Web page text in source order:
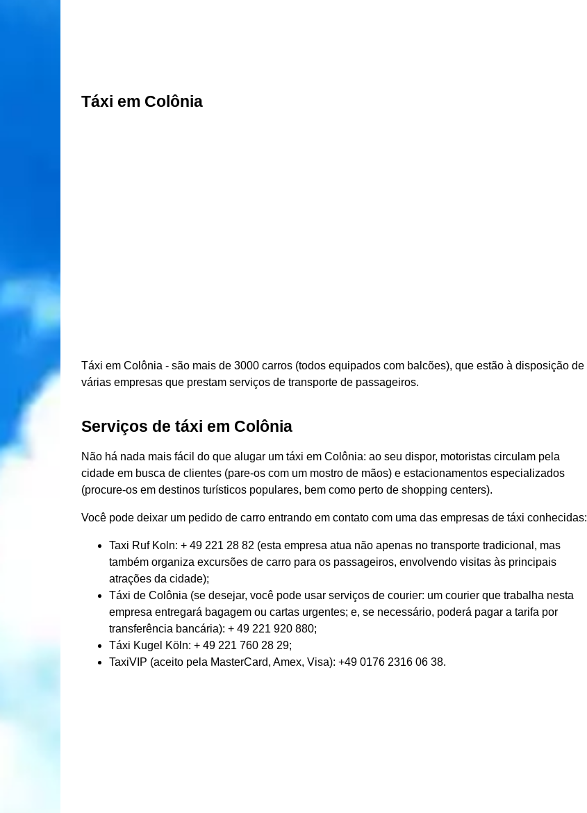
Táxi em Colônia
Táxi em Colônia - são mais de 3000 carros (todos equipados com balcões), que estão à disposição de
várias empresas que prestam serviços de transporte de passageiros.
Serviços de táxi em Colônia
Não há nada mais fácil do que alugar um táxi em Colônia: ao seu dispor, motoristas circulam pela
cidade em busca de clientes (pare-os com um mostro de mãos) e estacionamentos especializados
(procure-os em destinos turísticos populares, bem como perto de shopping centers).
Você pode deixar um pedido de carro entrando em contato com uma das empresas de táxi conhecidas:
Taxi Ruf Koln: + 49 221 28 82 (esta empresa atua não apenas no transporte tradicional, mas
também organiza excursões de carro para os passageiros, envolvendo visitas às principais
atrações da cidade);
Táxi de Colônia (se desejar, você pode usar serviços de courier: um courier que trabalha nesta
empresa entregará bagagem ou cartas urgentes; e, se necessário, poderá pagar a tarifa por
transferência bancária): + 49 221 920 880;
Táxi Kugel Köln: + 49 221 760 28 29;
TaxiVIP (aceito pela MasterCard, Amex, Visa): +49 0176 2316 06 38.